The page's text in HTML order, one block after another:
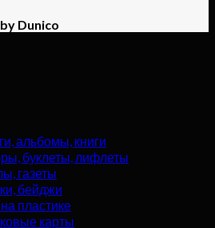
by Dunico
альбомы, книги
буклеты, лифлеты
газеты
бейджи
пластике
карты